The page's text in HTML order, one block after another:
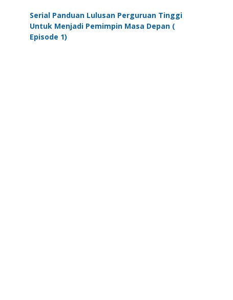
Serial Panduan Lulusan Perguruan Tinggi
Untuk Menjadi Pemimpin Masa Depan (
Episode 1)